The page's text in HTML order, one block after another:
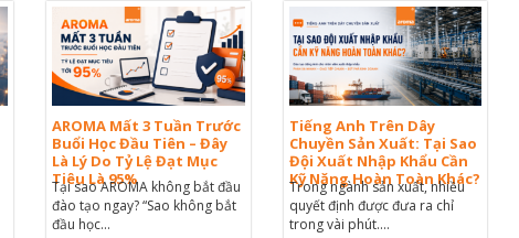
AROMA Mất 3 Tuần Trước
Buổi Học Đầu Tiên – Đây
Là Lý Do Tỷ Lệ Đạt Mục
Tiêu Là 95%
Tại sao AROMA không bắt đầu
đào tạo ngay? “Sao không bắt
đầu học...
Tiếng Anh Trên Dây
Chuyền Sản Xuất: Tại Sao
Đội Xuất Nhập Khẩu Cần
Kỹ Năng Hoàn Toàn Khác?
Trong ngành sản xuất, nhiều
quyết định được đưa ra chỉ
trong vài phút....